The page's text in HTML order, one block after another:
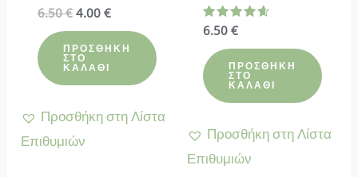
Βαθμολογήθηκε
με
5.00
από 5
6.50€ Original
was:
6.50 €.
4.00 €Η
τιμή
είναι:
ΠΡΟΣΘΉΚΗ
ΣΤΟ
ΚΑΛΆΘΙ
Προσθήκη στη Λίστα
Επιθυμιών
Βαθμολογήθηκε
με
4.63
από 5
6.50€
ΠΡΟΣΘΉΚΗ
ΣΤΟ
ΚΑΛΆΘΙ
Προσθήκη στη Λίστα
Επιθυμιών